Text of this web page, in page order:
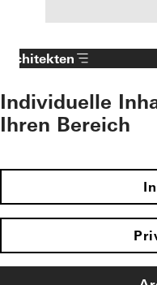
Architekten
Individuelle
Ihren Bereich